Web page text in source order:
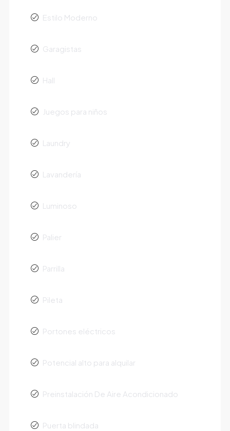
Estilo Moderno
Garagistas
Hall
Juegos para niños
Laundry
Lavandería
Luminoso
Palier
Parrilla
Pileta
Portones eléctricos
Potencial alto para alquilar
Preinstalación De Aire Acondicionado
Puerta blindada